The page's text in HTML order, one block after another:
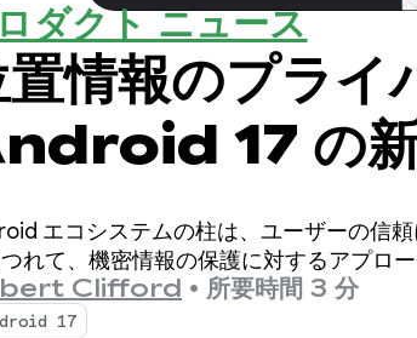
ダクト ニュース
情報のプライ
17 の新
エコシステムの柱は、ユーザーの信
れて、機密情報の保護に対するアプロー
Clifford • 所要時間 3 分
17